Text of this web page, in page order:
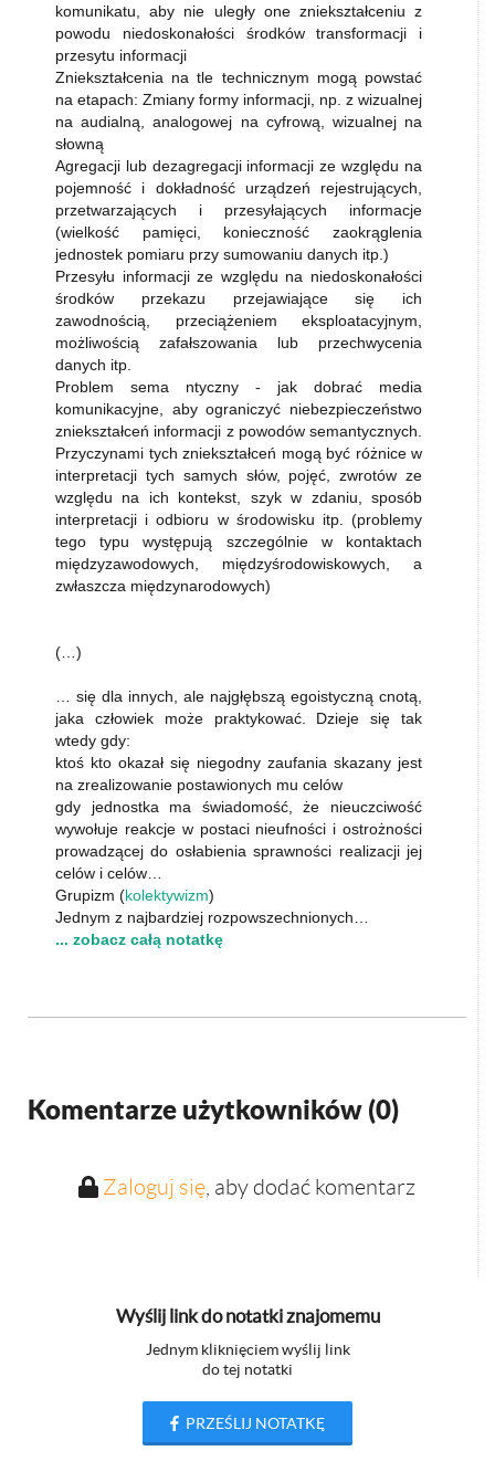
komunikatu, aby nie uległy one zniekształceniu z
powodu niedoskonałości środków transformacji i
przesytu informacji
Zniekształcenia na tle technicznym mogą powstać
na etapach: Zmiany formy informacji, np. z wizualnej
na audialną, analogowej na cyfrową, wizualnej na
słowną
Agregacji lub dezagregacji informacji ze względu na
pojemność i dokładność urządzeń rejestrujących,
przetwarzających i przesyłających informacje
(wielkość pamięci, konieczność zaokrąglenia
jednostek pomiaru przy sumowaniu danych itp.)
Przesyłu informacji ze względu na niedoskonałości
środków przekazu przejawiające się ich
zawodnością, przeciążeniem eksploatacyjnym,
możliwością zafałszowania lub przechwycenia
danych itp.
Problem sema ntyczny - jak dobrać media
komunikacyjne, aby ograniczyć niebezpieczeństwo
zniekształceń informacji z powodów semantycznych.
Przyczynami tych zniekształceń mogą być różnice w
interpretacji tych samych słów, pojęć, zwrotów ze
względu na ich kontekst, szyk w zdaniu, sposób
interpretacji i odbioru w środowisku itp. (problemy
tego typu występują szczególnie w kontaktach
międzyzawodowych, międzyśrodowiskowych, a
zwłaszcza międzynarodowych)
(…)
… się dla innych, ale najgłębszą egoistyczną cnotą,
jaka człowiek może praktykować. Dzieje się tak
wtedy gdy:
ktoś kto okazał się niegodny zaufania skazany jest
na zrealizowanie postawionych mu celów
gdy jednostka ma świadomość, że nieuczciwość
wywołuje reakcje w postaci nieufności i ostrożności
prowadzącej do osłabienia sprawności realizacji jej
celów i celów…
Grupizm (kolektywizm)
Jednym z najbardziej rozpowszechnionych…
... zobacz całą notatkę
Komentarze użytkowników (0)
Zaloguj się, aby dodać komentarz
Wyślij link do notatki znajomemu
Jednym kliknięciem wyślij link
do tej notatki
PRZEŚLIJ NOTATKĘ